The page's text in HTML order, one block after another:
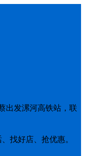
出发漯河高铁站，联
找好店、抢优惠。